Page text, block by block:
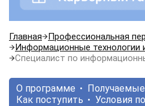
Главная
Профессиональная
Информационные технологии
Специалист по
О программе
Как поступить
Условия